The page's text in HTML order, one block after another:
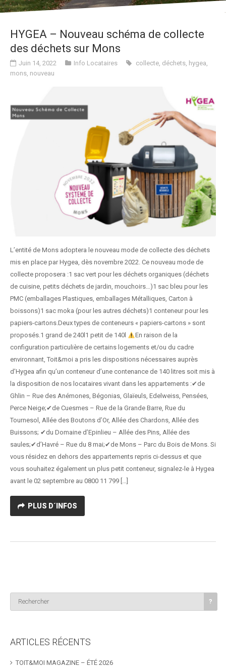
HYGEA – Nouveau schéma de collecte
des déchets sur Mons
Juin 14, 2022 Info Locataires collecte, déchets, hygea,
mons, nouveau
L’entité de Mons adoptera le nouveau mode de collecte des déchets
mis en place par Hygea, dès novembre 2022. Ce nouveau mode de
collecte proposera :1 sac vert pour les déchets organiques (déchets
de cuisine, petits déchets de jardin, mouchoirs…)1 sac bleu pour les
PMC (emballages Plastiques, emballages Métalliques, Carton à
boissons)1 sac moka (pour les autres déchets)1 conteneur pour les
papiers-cartons.Deux types de conteneurs « papiers-cartons » sont
proposés.1 grand de 240l1 petit de 140l
En raison de la
configuration particulière de certains logements et/ou du cadre
environnant, Toit&moi a pris les dispositions nécessaires auprès
d’Hygea afin qu’un conteneur d’une contenance de 140 litres soit mis à
la disposition de nos locataires vivant dans les appartements :✔de
Ghlin – Rue des Anémones, Bégonias, Glaïeuls, Edelweiss, Pensées,
Perce Neige;✔de Cuesmes – Rue de la Grande Barre, Rue du
Tournesol, Allée des Boutons d’Or, Allée des Chardons, Allée des
Buissons; ✔du Domaine d’Epinlieu – Allée des Pins, Allée des
saules;✔d’Havré – Rue du 8 mai;✔de Mons – Parc du Bois de Mons. Si
vous résidez en dehors des appartements repris ci-dessus et que
vous souhaitez également un plus petit conteneur, signalez-le à Hygea
avant le 02 septembre au 0800 11 799 […]
PLUS D´INFOS
ARTICLES RÉCENTS
TOIT&MOI MAGAZINE – ÉTÉ 2026